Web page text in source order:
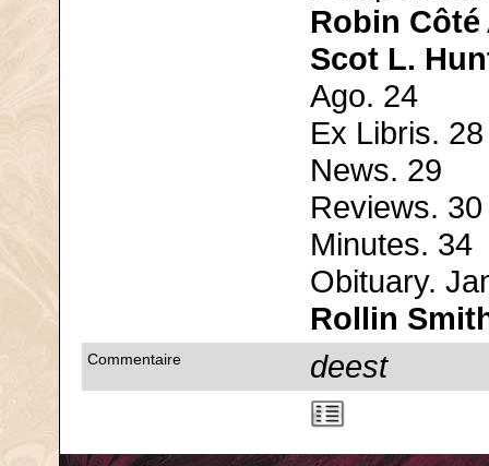
Robin Côté
Scot L.
Ago. 24
Ex Libris. 28
News. 29
Reviews. 30
Minutes. 34
Obituary.
Rollin
Commentaire deest